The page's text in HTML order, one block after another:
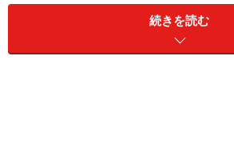
を主に利用し、商品先物についても
み、営業担当者の推奨ではなく自己
考える。
続きを読む